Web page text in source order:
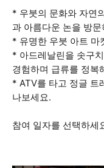
* 우붓의 문화와 자연
과 아름다운 논을 방문
* 유명한 우붓 아트 마
* 아드레날린을 솟구
경험하며 급류를 정복
* ATV를 타고 정글 트
나보세요.
참여 일자를 선택하세